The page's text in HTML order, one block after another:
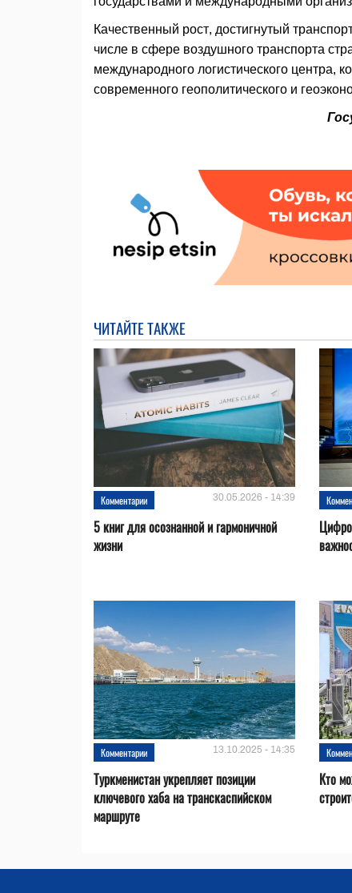
Качественный рост, достигнутый
числе в сфере воздушного транспорта
международного логистического центра,
современного геополитического и
ЧИТАЙТЕ ТАКЖЕ
Комментарии 30.05.2026 - 14:39
5 книг для осознанной и гармоничной
жизни
Комментарии 13.10.2025 - 14:35
Туркменистан укрепляет позиции
ключевого хаба на транскаспийском
маршруте
Кто